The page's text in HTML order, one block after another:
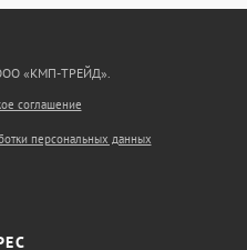
«КМП-ТРЕЙД».
соглашение
персональных данных